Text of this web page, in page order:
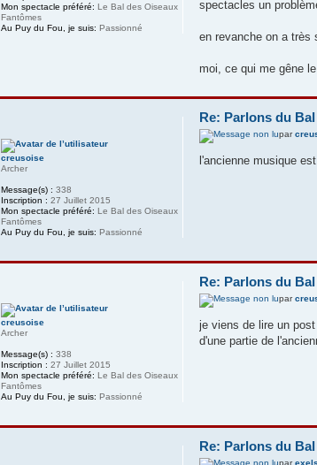
spectacles un
en revanche on a très
moi, ce qui me gêne
Mon spectacle préféré: Le Bal des Oiseaux
Fantômes
Au Puy du Fou, je suis: Passionné
Re: Parlons du
par
l'ancienne musique
creusoise
Archer
Message(s) : 338
Inscription : 27 Juillet 2015
Mon spectacle préféré: Le Bal des Oiseaux
Fantômes
Au Puy du Fou, je suis: Passionné
Re: Parlons du
par
je viens de lire un
d'une partie de
creusoise
Archer
Message(s) : 338
Inscription : 27 Juillet 2015
Mon spectacle préféré: Le Bal des Oiseaux
Fantômes
Au Puy du Fou, je suis: Passionné
Re: Parlons du
par